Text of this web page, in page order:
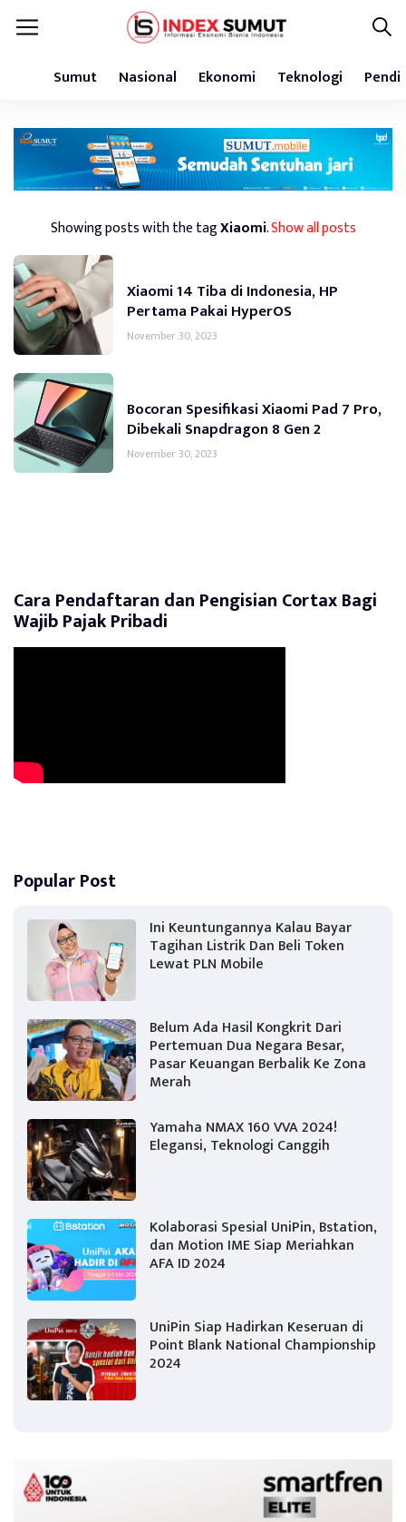
Sumut Nasional Ekonomi Teknologi
Showing posts with the tagXiaomi.Show all posts
Xiaomi 14 Tiba di Indonesia, HP
Pertama Pakai HyperOS
November 30, 2023
Bocoran Spesifikasi Xiaomi Pad 7 Pro,
Dibekali Snapdragon 8 Gen 2
November 30, 2023
Cara Pendaftaran dan Pengisian Cortax Bagi
Wajib Pajak Pribadi
Popular Post
Ini Keuntungannya Kalau Bayar
Tagihan Listrik Dan Beli Token
Lewat PLN Mobile
Belum Ada Hasil Kongkrit Dari
Pertemuan Dua Negara Besar,
Pasar Keuangan Berbalik Ke Zona
Merah
Yamaha NMAX 160 VVA 2024!
Elegansi, Teknologi Canggih
Kolaborasi Spesial UniPin, Bstation,
dan Motion IME Siap Meriahkan
AFA ID 2024
UniPin Siap Hadirkan Keseruan di
Point Blank National Championship
2024